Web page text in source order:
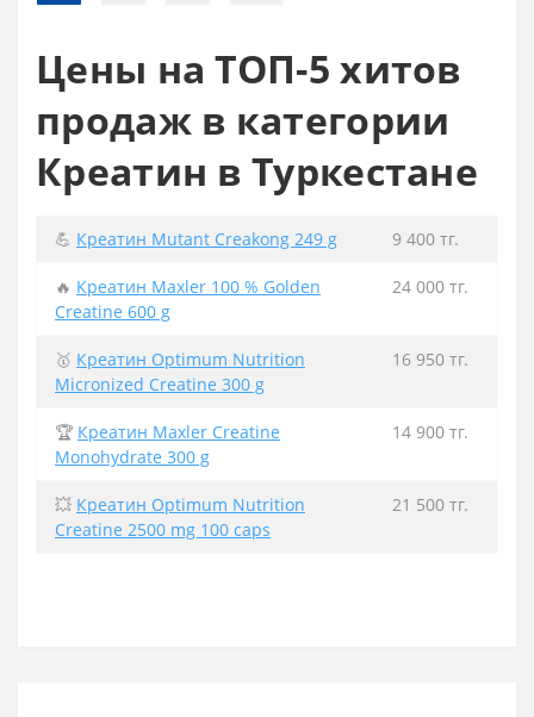
Цены на ТОП-5 хитов
продаж в категории
Креатин в Туркестане
💪 Креатин Mutant Creakong 249 g 9 400 тг.
🔥 Креатин Maxler 100 % Golden
Creatine 600 g
24 000 тг.
🥇 Креатин Optimum Nutrition
Micronized Creatine 300 g
16 950 тг.
🏆 Креатин Maxler Creatine
Monohydrate 300 g
14 900 тг.
💥 Креатин Optimum Nutrition
Creatine 2500 mg 100 caps
21 500 тг.